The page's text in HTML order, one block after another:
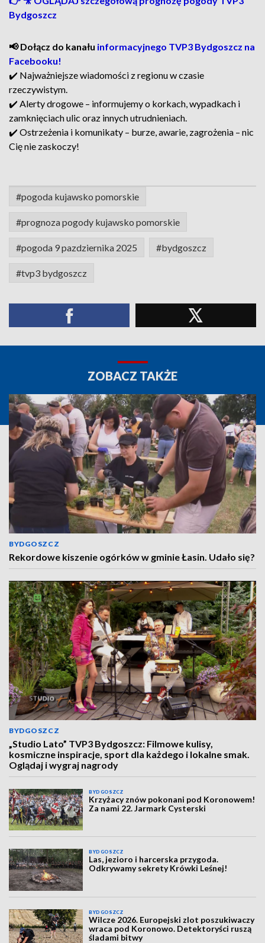
Bydgoszcz
📢 Dołącz do kanału informacyjnego TVP3 Bydgoszcz na
Facebooku!
✔️ Najważniejsze wiadomości z regionu w czasie
rzeczywistym.
✔️ Alerty drogowe – informujemy o korkach, wypadkach i
zamknięciach ulic oraz innych utrudnieniach.
✔️ Ostrzeżenia i komunikaty – burze, awarie, zagrożenia – nic
Cię nie zaskoczy!
#pogoda kujawsko pomorskie
#prognoza pogody kujawsko pomorskie
#pogoda 9 pazdziernika 2025 #bydgoszcz
#tvp3 bydgoszcz
ZOBACZ TAKŻE
BYDGOSZCZ
Rekordowe kiszenie ogórków w gminie Łasin. Udało się?
BYDGOSZCZ
„Studio Lato” TVP3 Bydgoszcz: Filmowe kulisy,
kosmiczne inspiracje, sport dla każdego i lokalne smak.
Oglądaj i wygraj nagrody
BYDGOSZCZ
Krzyżacy znów pokonani pod Koronowem!
Za nami 22. Jarmark Cysterski
BYDGOSZCZ
Las, jezioro i harcerska przygoda.
Odkrywamy sekrety Krówki Leśnej!
BYDGOSZCZ
Wilcze 2026. Europejski zlot poszukiwaczy
wraca pod Koronowo. Detektoryści ruszą
śladami bitwy